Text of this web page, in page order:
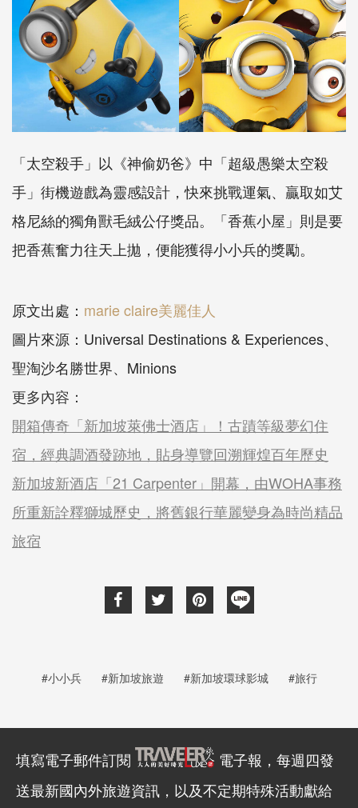
「太空殺手」以《神偷奶爸》中「超級愚樂太空殺
手」街機遊戲為靈感設計，快來挑戰運氣、贏取如艾
格尼絲的獨角獸毛絨公仔獎品。「香蕉小屋」則是要
把香蕉奮力往天上拋，便能獲得小小兵的獎勵。
原文出處： marie claire美麗佳人
圖片來源：Universal Destinations & Experiences、
聖淘沙名勝世界、Minions
更多內容：
開箱傳奇「新加坡萊佛士酒店」！古蹟等級夢幻住
宿，經典調酒發跡地，貼身導覽回溯輝煌百年歷史
新加坡新酒店「21 Carpenter」開幕，由WOHA事務
所重新詮釋獅城歷史，將舊銀行華麗變身為時尚精品
旅宿
#小小兵 #新加坡旅遊 #新加坡環球影城 #旅行
填寫電子郵件訂閱
電子報，每週四發
送最新國內外旅遊資訊，以及不定期特殊活動獻給